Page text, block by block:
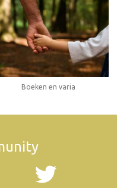
Boeken en varia